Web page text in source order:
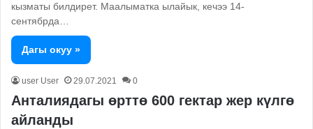
кызматы билдирет. Маалыматка ылайык, кечээ 14-
сентябрда…
Дагы окуу »
user User 29.07.2021 0
Анталиядагы өрттө 600 гектар жер күлгө
айланды